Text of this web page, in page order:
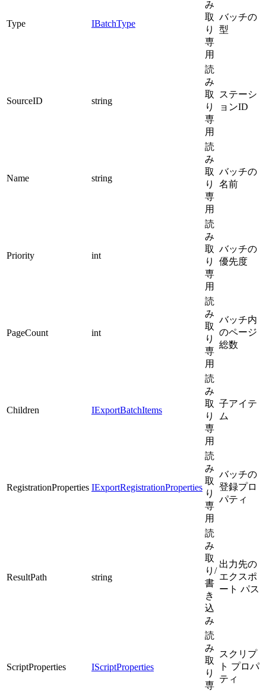
Type IBatchType
み
取
り
専
用
バッチの
型
SourceID string
読
み
取
り
専
用
ステーシ
ョンID
Name string
読
み
取
り
専
用
バッチの
名前
Priority int
読
み
取
り
専
用
バッチの
優先度
PageCount int
読
み
取
り
専
用
バッチ内
のページ
総数
Children IExportBatchItems
読
み
取
り
専
用
子アイテ
ム
RegistrationProperties IExportRegistrationProperties
読
み
取
り
専
用
バッチの
登録プロ
パティ
ResultPath string
読
み
取
り/
書
き
込
み
出力先の
エクスポ
ート パス
ScriptProperties IScriptProperties
読
み
取
り
専
スクリプ
ト プロパ
ティ